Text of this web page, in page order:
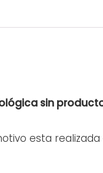
sin
esta realizada